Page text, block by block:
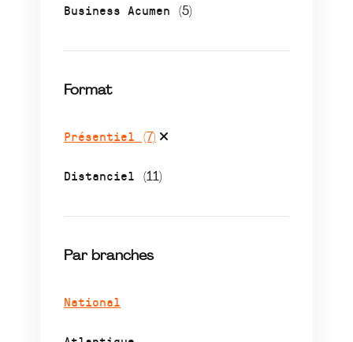
Business Acumen (5)
Format
Présentiel (7)
Distanciel (11)
Par branches
National